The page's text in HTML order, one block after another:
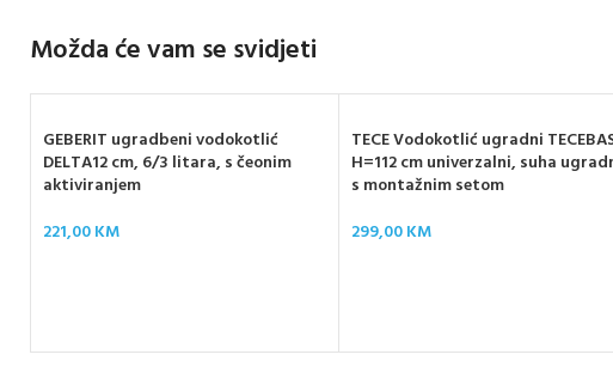
Možda će vam se svidjeti
GEBERIT ugradbeni vodokotlić
DELTA12 cm, 6/3 litara, s čeonim
aktiviranjem
221,00KM
TECE Vodokotlić ugradni
H=112 cm univerzalni, suha
s montažnim setom
299,00KM